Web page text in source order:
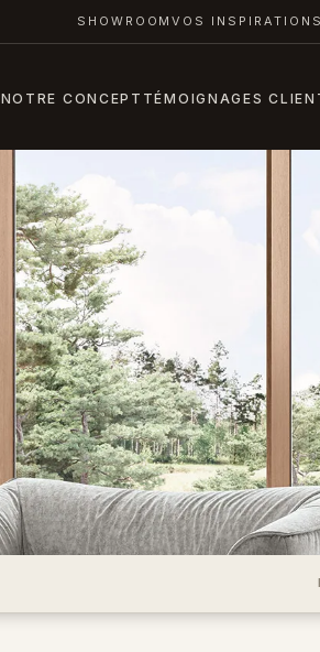
SHOWROOMVOS INSPIRATIONS
NOTRE CONCEPT TÉMOIGNAGES